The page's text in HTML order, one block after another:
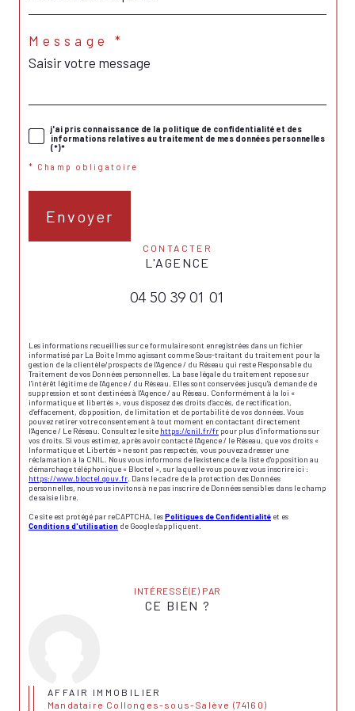
Message *
j'ai pris connaissance de la politique de confidentialité et des
informations relatives au traitement de mes données personnelles
(*)*
* Champ obligatoire
Envoyer
CONTACTER
L'AGENCE
04 50 39 01 01
Les informations recueillies sur ce formulaire sont enregistrées dans un fichier
informatisé par La Boite Immo agissant comme Sous-traitant du traitement pour la
gestion de la clientèle/prospects de l'Agence / du Réseau qui reste Responsable du
Traitement de vos Données personnelles. La base légale du traitement repose sur
l'intérêt légitime de l'Agence / du Réseau. Elles sont conservées jusqu'à demande de
suppression et sont destinées à l'Agence / au Réseau. Conformément à la loi «
informatique et libertés », vous disposez des droits d’accès, de rectification,
d’effacement, d’opposition, de limitation et de portabilité de vos données. Vous
pouvez retirer votre consentement à tout moment en contactant directement
l’Agence / Le Réseau. Consultez le site https://cnil.fr/fr pour plus d’informations sur
vos droits. Si vous estimez, après avoir contacté l'Agence / le Réseau, que vos droits «
Informatique et Libertés » ne sont pas respectés, vous pouvez adresser une
réclamation à la CNIL. Nous vous informons de l’existence de la liste d'opposition au
démarchage téléphonique « Bloctel », sur laquelle vous pouvez vous inscrire ici :
https://www.bloctel.gouv.fr . Dans le cadre de la protection des Données
personnelles, nous vous invitons à ne pas inscrire de Données sensibles dans le champ
de saisie libre.
Ce site est protégé par reCAPTCHA, lesPolitiques de Confidentialité et es
Conditions d'utilisation de Google s'appliquent.
INTÉRESSÉ(E) PAR
CE BIEN ?
AFFAIR IMMOBILIER
Mandataire Collonges-sous-Salève (74160)